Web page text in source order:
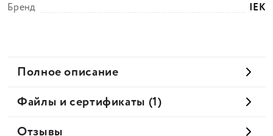
Бренд
IEK
Полное описание
Файлы и сертификаты (1)
Отзывы